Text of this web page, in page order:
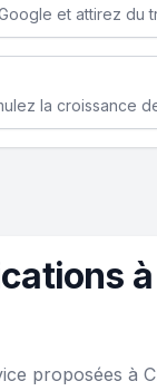
proposées à